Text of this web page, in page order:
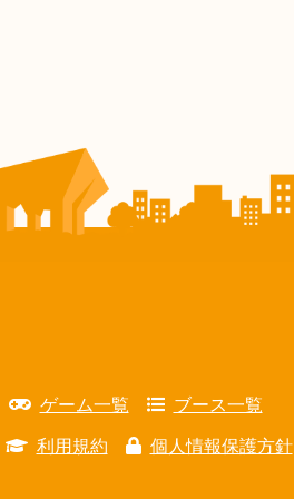
ゲーム一覧 ブース一覧
利用規約 個人情報保護方針